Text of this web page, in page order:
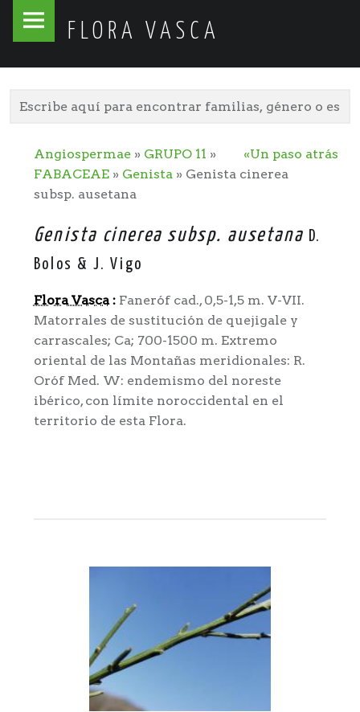
FLORA VASCA
Flora
Skip
«Un paso atrás
Angiospermae» GRUPO 11 »
FABACEAE» Genista» Genista cinerea
subsp. ausetana
Genista cinerea subsp. ausetana D.
Bolos & J. Vigo
Flora Vasca:Faneróf cad., 0,5-1,5 m. V-VII.
Matorrales de sustitución de quejigale y
carrascales; Ca; 700-1500 m. Extremo
oriental de las Montañas meridionales: R.
Oróf Med. W: endemismo del noreste
ibérico, con límite noroccidental en el
territorio de esta Flora.